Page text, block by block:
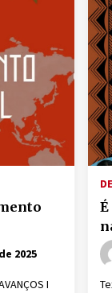
2025
I